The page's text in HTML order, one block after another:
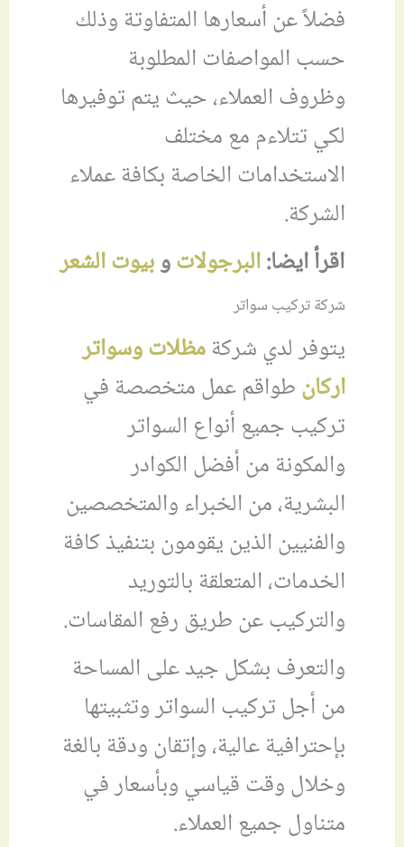
فضلاً عن أسعارها المتفاوتة وذلك
حسب المواصفات المطلوبة
وظروف العملاء، حيث يتم توفيرها
لكي تتلاءم مع مختلف
الاستخدامات الخاصة بكافة عملاء
الشركة.
اقرأ ايضا:البرجولاتوبيوت الشعر
شركة تركيب سواتر
يتوفر لدي شركةمظلات وسواتر
اركانطواقم عمل متخصصة في
تركيب جميع أنواع السواتر
والمكونة من أفضل الكوادر
البشرية، من الخبراء والمتخصصين
والفنيين الذين يقومون بتنفيذ كافة
الخدمات، المتعلقة بالتوريد
والتركيب عن طريق رفع المقاسات.
والتعرف بشكل جيد على المساحة
من أجل تركيب السواتر وتثبيتها
بإحترافية عالية، وإتقان ودقة بالغة
وخلال وقت قياسي وبأسعار في
متناول جميع العملاء.